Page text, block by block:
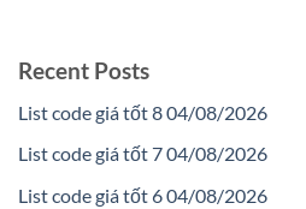
Recent Posts
List code giá tốt 8 04/08/2026
List code giá tốt 7 04/08/2026
List code giá tốt 6 04/08/2026